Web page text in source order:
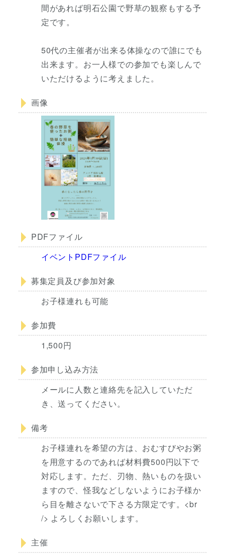
間があれば明石公園で野草の観察もする予
定です。
50代の主催者が出来る体操なので誰にでも
出来ます。お一人様での参加でも楽しんで
いただけるように考えました。
画像
PDFファイル
イベントPDFファイル
募集定員及び参加対象
お子様連れも可能
参加費
1,500円
参加申し込み方法
メールに人数と連絡先を記入していただ
き、送ってください。
備考
お子様連れを希望の方は、おむすびやお粥
を用意するのであれば材料費500円以下で
対応します。ただ、刃物、熱いものを扱い
ますので、怪我などしないようにお子様か
ら目を離さないで下さる方限定です。<br
/> よろしくお願いします。
主催